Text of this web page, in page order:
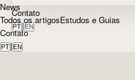
Contato
PT | EN
News
Todos os artigosEstudos e Guias
Contato
PT | EN